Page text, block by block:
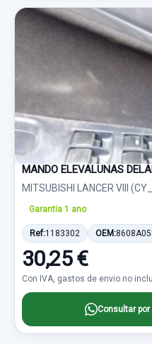
MANDO ELEVALUNAS
MITSUBISHI LANCER VIII
Garantia 1 ano
Ref:1183302 OEM:
30,25 €
Con IVA, gastos de envio no
Consultar por